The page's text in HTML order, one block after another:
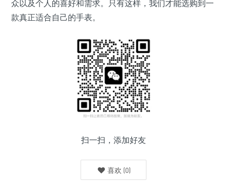
众以及个人的喜好和需求。只有这样，我们才能选购到一
款真正适合自己的手表。
扫一扫，添加好友
喜欢 (0)